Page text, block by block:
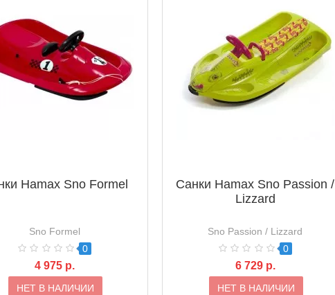
Hamax Sno Formel
Sno Formel
0
4 975 р.
НЕТ В НАЛИЧИИ
Санки Hamax Sno Passion /
Lizzard
Sno Passion / Lizzard
0
6 729 р.
НЕТ В НАЛИЧИИ